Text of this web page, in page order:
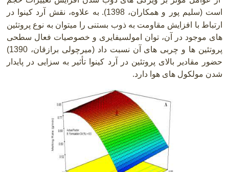
است (سلیم پور و همکاران، 1398).
به علاوه، نقش آرد کینوا در
ارتباط با افزایش مقاومت به ذوب بستنی را میتوان به نوع پروتئین
های موجود در آن، توان امولسیفایری و خصوصیات فعال سطحی
پروتئین ها و چربی های آن نسبت داد)
میرچولی برازقان، 1390)
حضور مقادیر بالای پروتئین در آرد کینوا تأثیر به سزایی در پایدار
شدن مولکول های هوا دارد.